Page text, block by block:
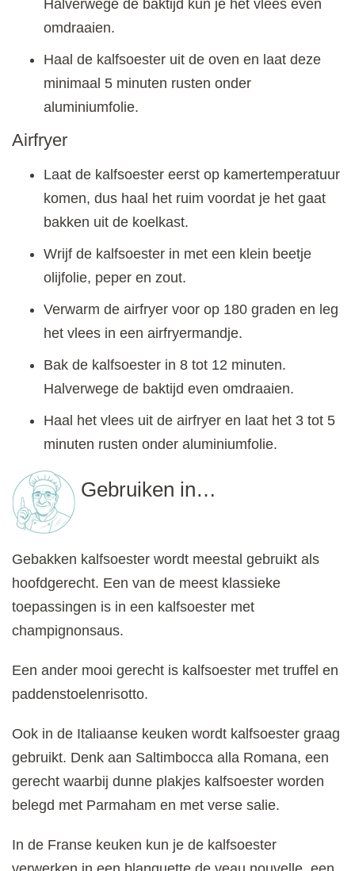
Halverwege de baktijd kun je het vlees even
omdraaien.
Haal de kalfsoester uit de oven en laat deze
minimaal 5 minuten rusten onder
aluminiumfolie.
Airfryer
Laat de kalfsoester eerst op kamertemperatuur
komen, dus haal het ruim voordat je het gaat
bakken uit de koelkast.
Wrijf de kalfsoester in met een klein beetje
olijfolie, peper en zout.
Verwarm de airfryer voor op 180 graden en leg
het vlees in een airfryermandje.
Bak de kalfsoester in 8 tot 12 minuten.
Halverwege de baktijd even omdraaien.
Haal het vlees uit de airfryer en laat het 3 tot 5
minuten rusten onder aluminiumfolie.
Gebruiken in…
Gebakken kalfsoester wordt meestal gebruikt als
hoofdgerecht. Een van de meest klassieke
toepassingen is in een kalfsoester met
champignonsaus.
Een ander mooi gerecht is kalfsoester met truffel en
paddenstoelenrisotto.
Ook in de Italiaanse keuken wordt kalfsoester graag
gebruikt. Denk aan Saltimbocca alla Romana, een
gerecht waarbij dunne plakjes kalfsoester worden
belegd met Parmaham en met verse salie.
In de Franse keuken kun je de kalfsoester